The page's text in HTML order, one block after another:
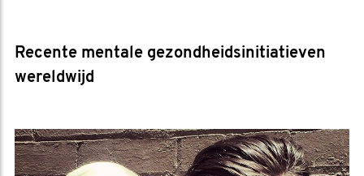
Recente mentale gezondheidsinitiatieven
wereldwijd